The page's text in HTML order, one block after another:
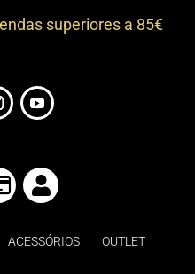
superiores a 85€

ACESSÓRIOS OUTLET